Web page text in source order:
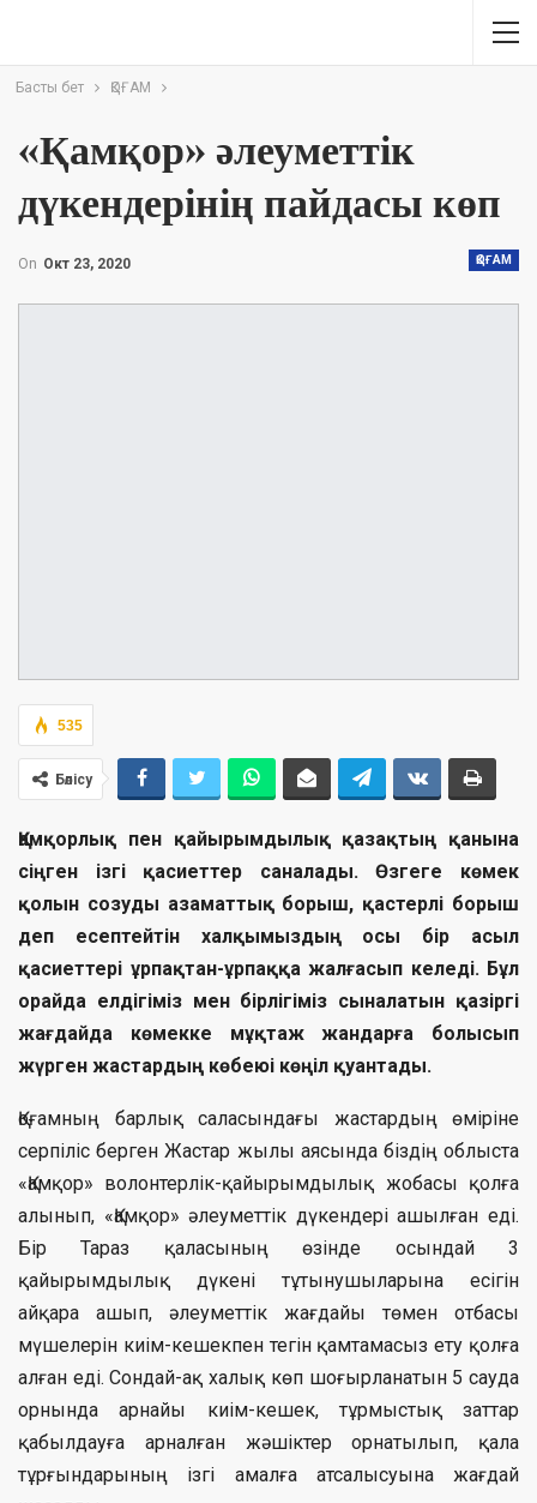
Басты бет ҚОҒАМ
«Қамқор» әлеуметтік
дүкендерінің пайдасы көп
ҚОҒАМ
On Окт 23, 2020
535
Бөлісу
Қамқорлық пен қайырымдылық қазақтың қанына
сіңген ізгі қасиеттер саналады. Өзгеге көмек
қолын созуды азаматтық борыш, қастерлі борыш
деп есептейтін халқымыздың осы бір асыл
қасиеттері ұрпақтан-ұрпаққа жалғасып келеді. Бұл
орайда елдігіміз мен бірлігіміз сыналатын қазіргі
жағдайда көмекке мұқтаж жандарға болысып
жүрген жастардың көбеюі көңіл қуантады.
Қоғамның барлық саласындағы жастардың өміріне
серпіліс берген Жастар жылы аясында біздің облыста
«Қамқор» волонтерлік-қайырымдылық жобасы қолға
алынып, «Қамқор» әлеуметтік дүкендері ашылған еді.
Бір Тараз қаласының өзінде осындай 3
қайырымдылық дүкені тұтынушыларына есігін
айқара ашып, әлеуметтік жағдайы төмен отбасы
мүшелерін киім-кешекпен тегін қамтамасыз ету қолға
алған еді. Сондай-ақ халық көп шоғырланатын 5 сауда
орнында арнайы киім-кешек, тұрмыстық заттар
қабылдауға арналған жәшіктер орнатылып, қала
тұрғындарының ізгі амалға атсалысуына жағдай